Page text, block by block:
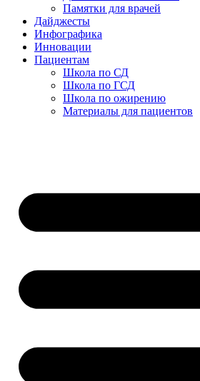
Памятки для врачей
Дайджесты
Инфографика
Инновации
Пациентам
Школа по СД
Школа по ГСД
Школа по ожирению
Материалы для пациентов